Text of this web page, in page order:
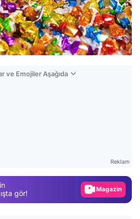
ve Emojiler Aşağıda
Reklam
gör!
Video